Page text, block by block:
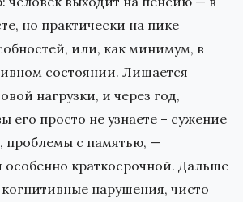
но практически на пике
или, как минимум, в
состоянии. Лишается
нагрузки, и через год,
его просто не узнаете – сужение
проблемы с памятью, —
особенно краткосрочной. Дальше
нарушения, чисто